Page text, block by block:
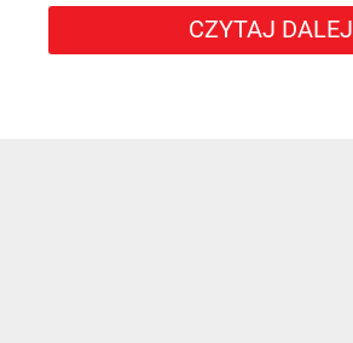
CZYTAJ DALEJ